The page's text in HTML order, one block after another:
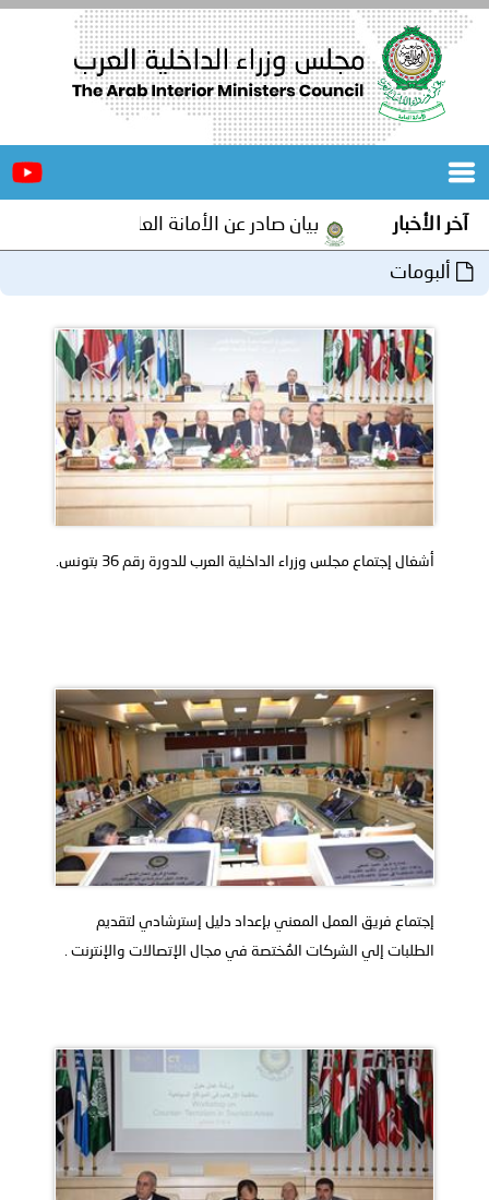
الرئيسية
المجلس
مؤتمرات
و
اجتماعات
جهود
و
إنجازات
برامج
توعوية
الخدمات
الإلكترونية
صور
الأمانة
من
اتصل
بنا
آخر الأخباربيان صادر عن الأمانة العامة لمجلس وزراء الداخلية
ألبومات
أشغال إجتماع مجلس وزراء الداخلية العرب للدورة رقم 36 بتونس.
إجتماع فريق العمل المعني بإعداد دليل إسترشادي لتقديم
الطلبات إلي الشركات المُختصة في مجال الإتصالات والإنترنت .